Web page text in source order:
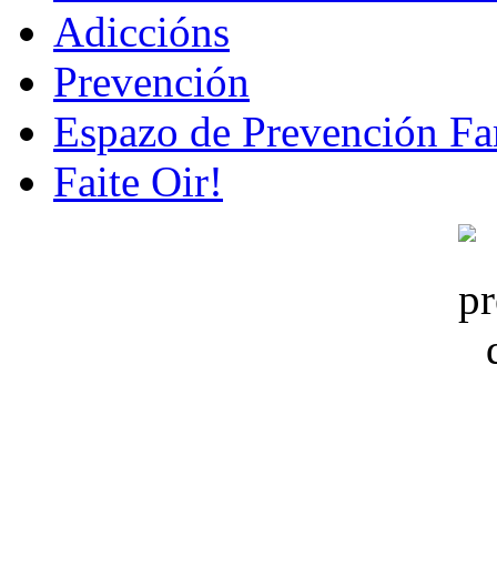
Adiccións
Prevención
Espazo de Prevención
Faite Oir!